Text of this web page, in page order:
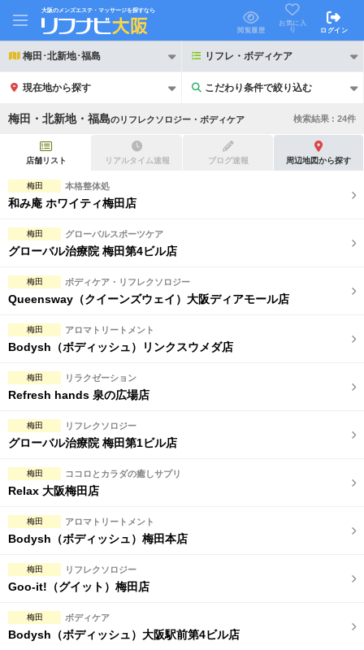
大阪のメンズエステ・マッサージを探すなら
閲覧履歴
お気に入
り
ログイン
梅田･北新地･福島 リフレ・ボディケア
現在地から探す こだわり条件で絞り込む
こだわり条件で絞り込む
21時以降も受付
初回割引あり
団体割引
キャッシュレス決済OK 領収証発行可
2名様歓迎
完全個室
ペアルームあり
フットバスあり
日本人スタッフのみ
スタッフ指名可
閉じる
梅田・北新地・福島のリフレクソロジー・ボディケア 検索結果 : 24件
店舗リスト リアルタイム速報 ブログ速報 周辺地図から探す
梅田 本格整体処
和み庵 ホワイティ梅田店
梅田 グローバルスポーツケア
グローバル治療院 梅田第4ビル店
梅田 ボディケア・リフレクソロジー
Queensway（クイーンズウェイ）大阪ディアモール店
梅田 アロマトリートメント
Bodysh（ボディッシュ）リンクスウメダ店
梅田 リラクゼーション
Refresh hands 泉の広場店
梅田 リフレクソロジー
グローバル治療院 梅田第1ビル店
梅田 ココロとカラダの癒しサプリ
Relax 大阪梅田店
梅田 アロマトリートメント
Bodysh（ボディッシュ）梅田本店
梅田 リフレクソロジー
Goo-it!（グイット）梅田店
梅田 ボディケア
Bodysh（ボディッシュ）大阪駅前第4ビル店